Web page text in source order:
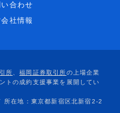
い合わせ
社情報